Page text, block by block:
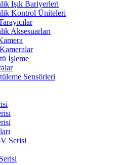
Işık Bariyerleri
Kontrol Üniteleri
Aksesuarları
İşleme
Sensörleri
Serisi